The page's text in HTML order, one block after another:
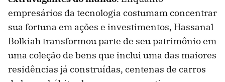
empresários da tecnologia costumam concentrar
sua fortuna em ações e investimentos, Hassanal
Bolkiah transformou parte de seu patrimônio em
uma coleção de bens que inclui uma das maiores
residências já construídas, centenas de carros